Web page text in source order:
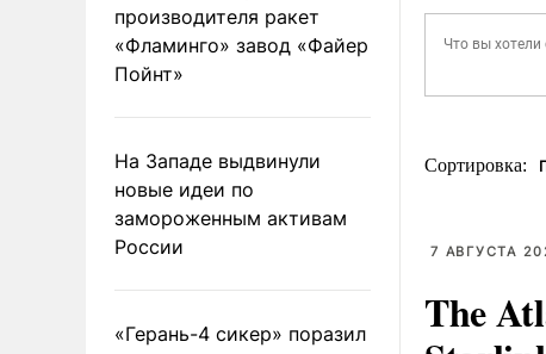
производителя ракет
«Фламинго» завод «Файер
Пойнт»
На Западе выдвинули
новые идеи по
замороженным активам
России
«Герань-4 сикер» поразил
Сортировка:
7 АВГУСТА
The